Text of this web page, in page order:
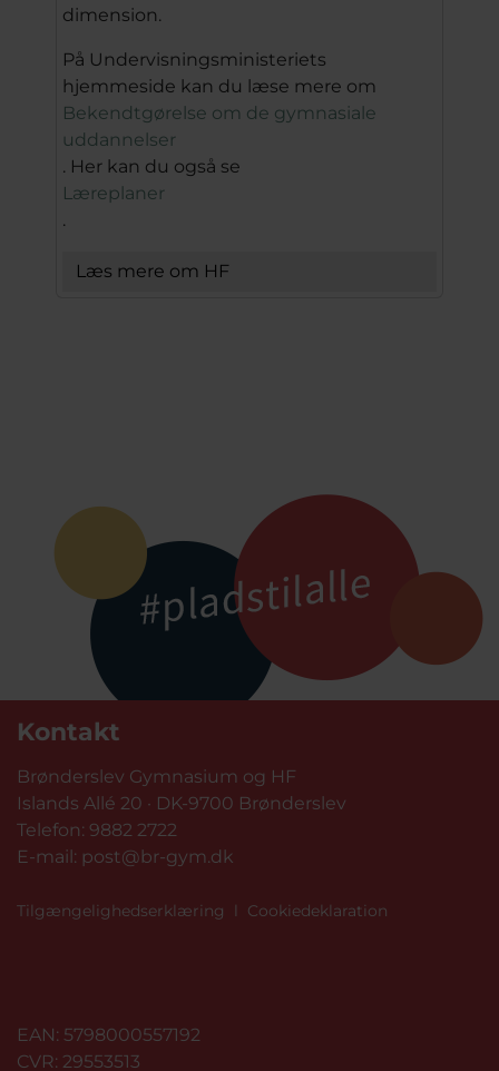
dimension.
På Undervisningsministeriets
hjemmeside kan du læse mere om
Bekendtgørelse om de gymnasiale
uddannelser
. Her kan du også se
Læreplaner
.
Læs mere om HF
Kontakt
Brønderslev Gymnasium og HF
Islands Allé 20 · DK-9700 Brønderslev
Telefon: 9882 2722
E-mail: post@br-gym.dk
Tilgængelighedserklæring l Cookiedeklaration
EAN: 5798000557192
CVR: 29553513